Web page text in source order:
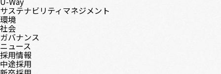
サステナビリティマネジメント
環境
社会
ガバナンス
ニュース
採用情報
中途採用